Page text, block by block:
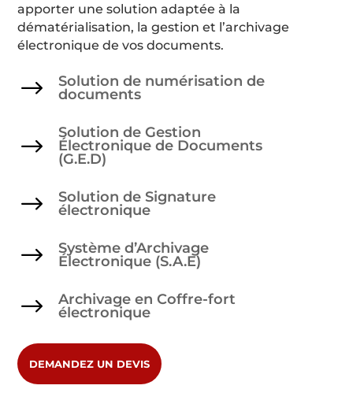
apporter une solution adaptée à la
dématérialisation, la gestion et l’archivage
électronique de vos documents.
$
Solution de numérisation de
documents
$
Solution de Gestion
Électronique de Documents
(G.E.D)
$
Solution de Signature
électronique
$
Système d’Archivage
Électronique (S.A.E)
$
Archivage en Coffre-fort
électronique
DEMANDEZ UN DEVIS